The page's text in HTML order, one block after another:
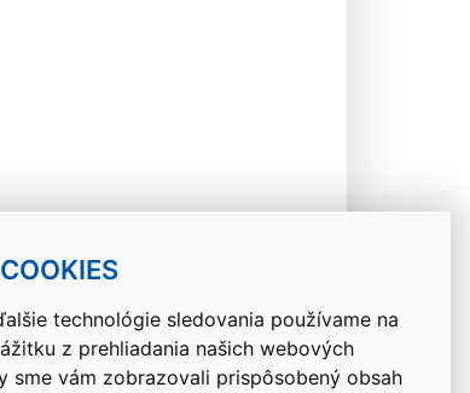
technológie sledovania používame na
z prehliadania našich webových
sme vám zobrazovali prispôsobený obsah
Návrat hore